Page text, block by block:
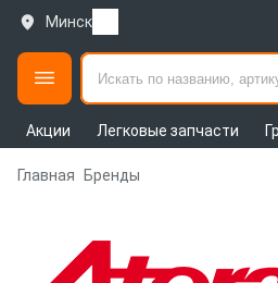
Минск
Акции Легковые запчасти
Главная Бренды